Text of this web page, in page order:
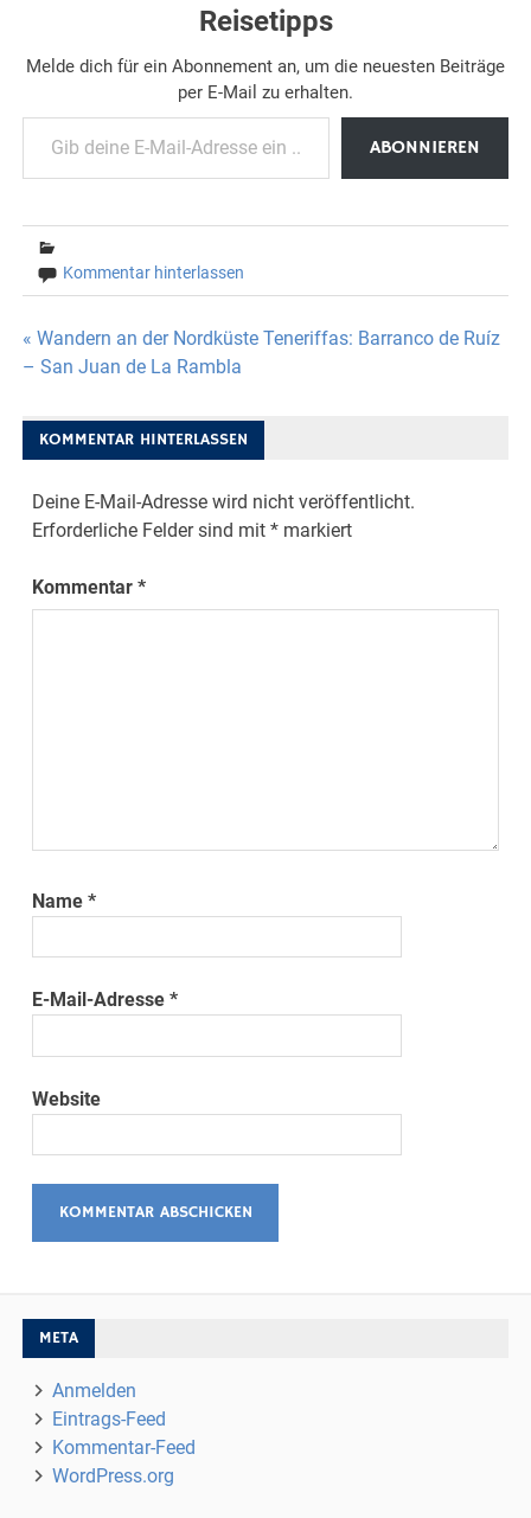
Reisetipps
Melde dich für ein Abonnement an, um die neuesten Beiträge
per E-Mail zu erhalten.
Gib deine E-Mail-Adresse ein ...
ABONNIEREN
Kommentar hinterlassen
Beitragsnavigation
« Wandern an der Nordküste Teneriffas: Barranco de Ruíz
– San Juan de La Rambla
KOMMENTAR HINTERLASSEN
Deine E-Mail-Adresse wird nicht veröffentlicht.
Erforderliche Felder sind mit* markiert
Kommentar*
Name*
E-Mail-Adresse*
Website
META
Anmelden
Eintrags-Feed
Kommentar-Feed
WordPress.org